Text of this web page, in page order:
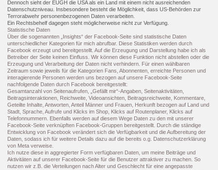
Dennoch sieht der EUGH die USA als ein Land mit einem nicht ausreichenden
Datenschutzniveau. Insbesondere besteht die Möglichkeit, dass US-Behörden zur
Terrorabwehr personenbezogenen Daten verarbeiten.
Ein Rechtsbehelf dagegen steht möglicherweise nicht zur Verfügung.
Statistische Daten
Über die sogenannten „Insights“ der Facebook-Seite sind statistische Daten
unterschiedlicher Kategorien für mich abrufbar. Diese Statistiken werden durch
Facebook erzeugt und bereitgestellt. Auf die Erzeugung und Darstellung habe ich als
Betreiber der Seite keinen Einfluss. Wir können diese Funktion nicht abstellen oder die
Erzeugung und Verarbeitung der Daten nicht verhindern. Für einen wählbaren
Zeitraum sowie jeweils für die Kategorien Fans, Abonnenten, erreichte Personen und
interagierende Personen werden uns bezogen auf unsere Facebook-Seite
nachfolgende Daten durch Facebook bereitgestellt:
Gesamtanzahl von Seitenaufrufen, „Gefällt mir“-Angaben, Seitenaktivitäten,
Beitragsinteraktionen, Reichweite, Videoansichten, Beitragsreichweite, Kommentare,
Geteilte Inhalte, Antworten, Anteil Männer und Frauen, Herkunft bezogen auf Land und
Stadt, Sprache, Aufrufe und Klicks im Shop, Klicks auf Routenplaner, Klicks auf
Telefonnummern. Ebenfalls werden auf diesem Wege Daten zu den mit unserer
Facebook-Seite verknüpften Facebook-Gruppen bereitgestellt. Durch die ständige
Entwicklung von Facebook verändert sich die Verfügbarkeit und die Aufbereitung der
Daten, sodass ich für weitere Details dazu auf die bereits o.g. Datenschutzerklärung
von Meta verweise.
Ich nutze diese in aggregierter Form verfügbaren Daten, um meine Beiträge und
Aktivitäten auf unserer Facebook-Seite für die Benutzer attraktiver zu machen. So
nutzen wir z.B. die Verteilungen nach Alter und Geschlecht für eine angepasste